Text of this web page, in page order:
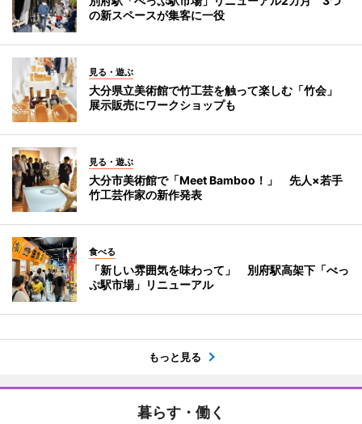
の新スペースが集客に一役
見る・遊ぶ
大分県立美術館で竹工芸を触って楽しむ「竹会」
展示販売にワークショップも
見る・遊ぶ
大分市美術館で「Meet Bamboo！」 先人×若手
竹工芸作家の新作発表
食べる
「新しい雰囲気を味わって」 別府駅高架下「べっ
ぷ駅市場」リニューアル
もっと見る
暮らす・働く